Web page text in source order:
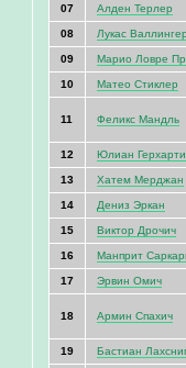
07 Алден Терлер
08 Лукас Валлингер
09 Марио Ловре
10 Матео Стиклер
11 Феликс Мандль
12 Юлиан
13 Хатем Мерджан
14 Дениз Эркан
15 Виктор Дрочич
16 Манприт
17 Эрвин Омич
18 Армин Спахич
19 Бастиан